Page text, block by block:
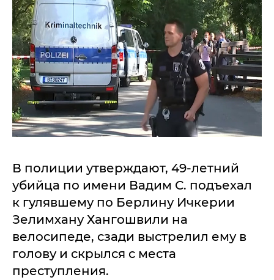
В полиции утверждают, 49-летний
убийца по имени Вадим С. подъехал
к гулявшему по Берлину Ичкерии
Зелимхану Хангошвили на
велосипеде, сзади выстрелил ему в
голову и скрылся с места
преступления.